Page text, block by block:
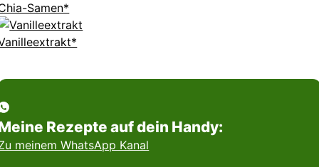
Samen*
Rezepte auf dein Handy:
meinem WhatsApp Kanal